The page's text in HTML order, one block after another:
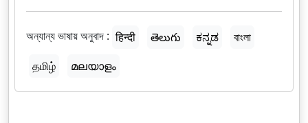
অন্যান্য ভাষায় অনুবাদ : हिन्दी తెలుగు ಕನ್ನಡ
বাংলা
தமிழ்
മലയാളം